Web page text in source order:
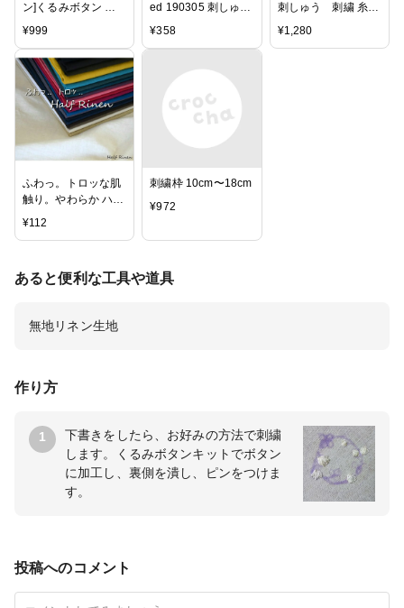
ン]くるみボタン 打
ち具 まるごとセット
き 《 包み くるみ つ
つみ ボタン ブロー
チ マグネット パー
ツ 金具 38mm 27mm
22mm 18mm 14mm
ハンドメイド 手作り
¥999
ed 190305 刺しゅう
針セット 3〜6号 メ
¥358
刺しゅう 刺繍 糸セ
ット ミサンガ 糸
¥1,280
ふわっ。トロッな肌
触り。やわらか ハー
フリネン /生地/布/麻/
¥112
刺繍枠 10cm〜18cm
¥972
作り方
1
下書きをしたら、お好みの方法で刺繍
します。くるみボタンキットでボタン
に加工し、裏側を潰し、ピンをつけま
す。
あると便利な工具や道具
無地リネン生地
投稿へのコメント